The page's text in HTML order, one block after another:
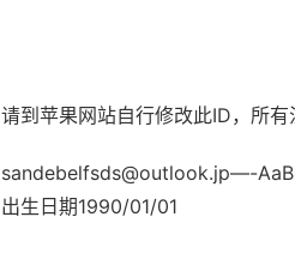
请到苹果网站自行修改此ID，所
sandebelfsds@outlook.jp—-
出生日期1990/01/01